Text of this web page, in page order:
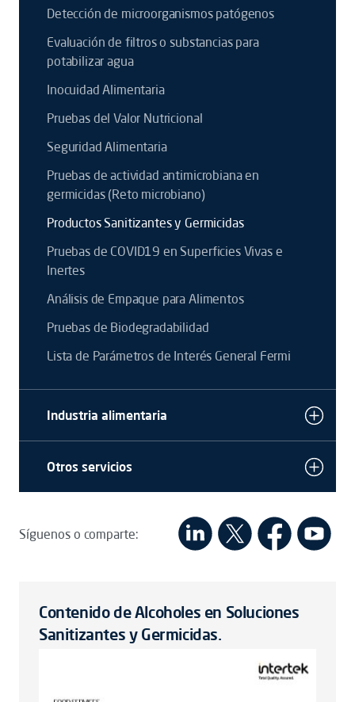
Detección de microorganismos patógenos
Evaluación de filtros o substancias para
potabilizar agua
Inocuidad Alimentaria
Pruebas del Valor Nutricional
Seguridad Alimentaria
Pruebas de actividad antimicrobiana en
germicidas (Reto microbiano)
Productos Sanitizantes y Germicidas
Pruebas de COVID19 en Superficies Vivas e
Inertes
Análisis de Empaque para Alimentos
Pruebas de Biodegradabilidad
Lista de Parámetros de Interés General Fermi
Industria alimentaria
Otros servicios
Síguenos o comparte:
Contenido de Alcoholes en Soluciones
Sanitizantes y Germicidas.